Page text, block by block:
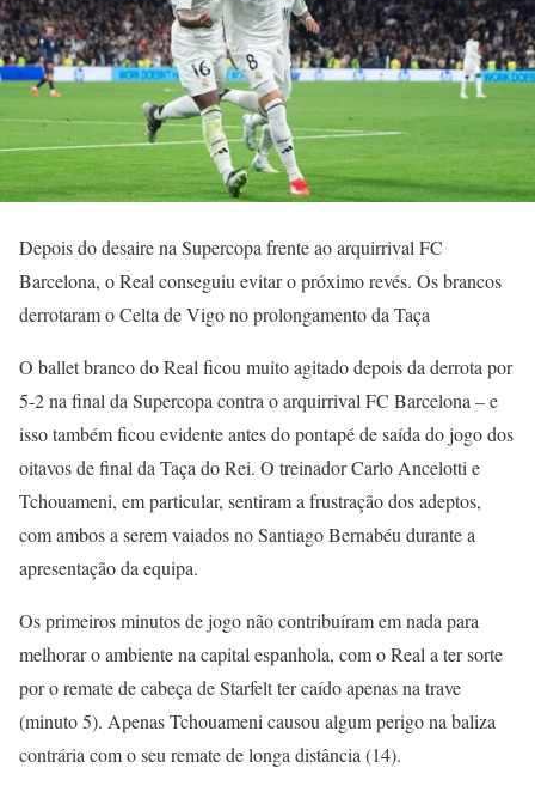
Depois do desaire na Supercopa frente ao arquirrival FC
Barcelona, o Real conseguiu evitar o próximo revés. Os brancos
derrotaram o Celta de Vigo no prolongamento da Taça
O ballet branco do Real ficou muito agitado depois da derrota por
5-2 na final da Supercopa contra o arquirrival FC Barcelona – e
isso também ficou evidente antes do pontapé de saída do jogo dos
oitavos de final da Taça do Rei. O treinador Carlo Ancelotti e
Tchouameni, em particular, sentiram a frustração dos adeptos,
com ambos a serem vaiados no Santiago Bernabéu durante a
apresentação da equipa.
Os primeiros minutos de jogo não contribuíram em nada para
melhorar o ambiente na capital espanhola, com o Real a ter sorte
por o remate de cabeça de Starfelt ter caído apenas na trave
(minuto 5). Apenas Tchouameni causou algum perigo na baliza
contrária com o seu remate de longa distância (14).